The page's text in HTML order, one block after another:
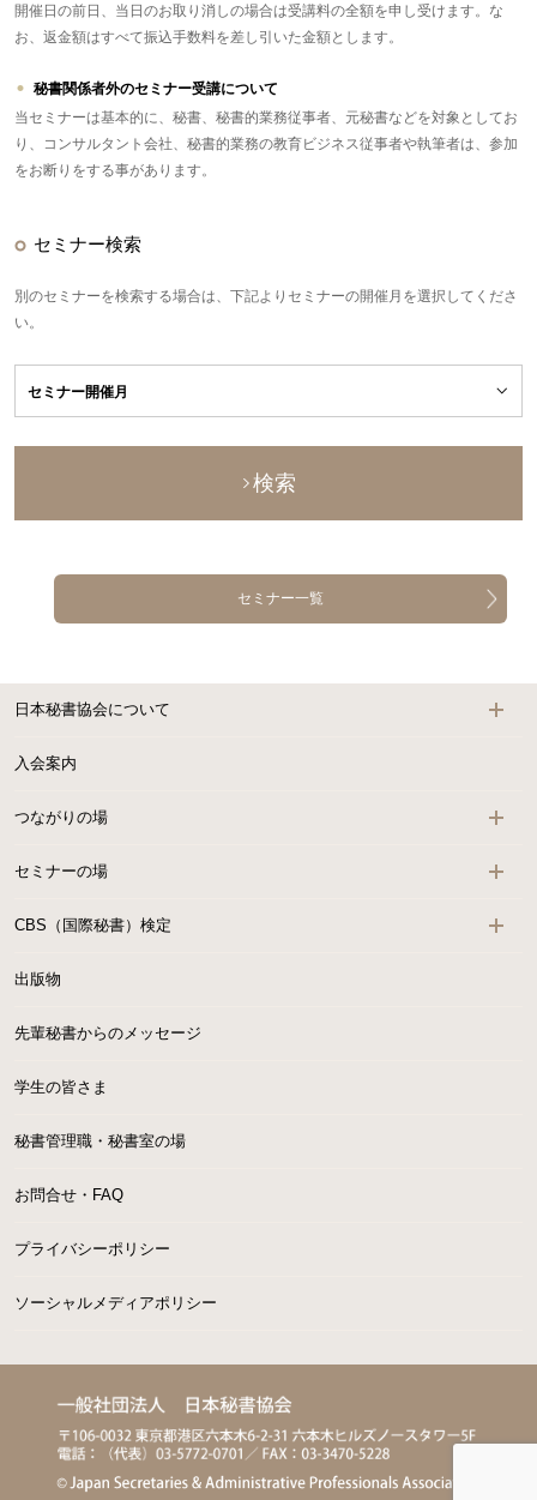
開催日の前日、当日のお取り消しの場合は受講料の全額を申し受けます。な
お、返金額はすべて振込手数料を差し引いた金額とします。
秘書関係者外のセミナー受講について
当セミナーは基本的に、秘書、秘書的業務従事者、元秘書などを対象としてお
り、コンサルタント会社、秘書的業務の教育ビジネス従事者や執筆者は、参加
をお断りをする事があります。
セミナー検索
別のセミナーを検索する場合は、下記よりセミナーの開催月を選択してくださ
い。
検索
セミナー一覧
日本秘書協会について
入会案内
つながりの場
セミナーの場
CBS（国際秘書）検定
出版物
先輩秘書からのメッセージ
学生の皆さま
秘書管理職・秘書室の場
お問合せ・FAQ
プライバシーポリシー
ソーシャルメディアポリシー